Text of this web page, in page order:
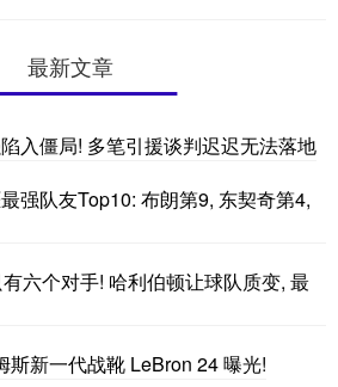
最新文章
入僵局! 多笔引援谈判迟迟无法落地
强队友Top10: 布朗第9, 东契奇第4,
六个对手! 哈利伯顿让球队质变, 最
斯新一代战靴 LeBron 24 曝光!